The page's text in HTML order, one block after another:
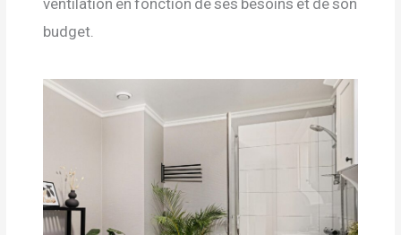
budget.